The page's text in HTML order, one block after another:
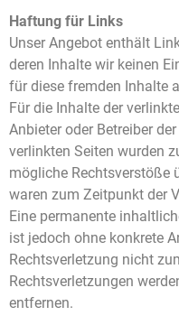
Haftung für Links
Unser Angebot enthält
deren Inhalte wir keinen
für diese fremden Inhalte
Für die Inhalte der
Anbieter oder Betreiber
verlinkten Seiten wurden
mögliche Rechtsverstöße
waren zum Zeitpunkt der
Eine permanente
ist jedoch ohne konkrete
Rechtsverletzung nicht
Rechtsverletzungen
entfernen.